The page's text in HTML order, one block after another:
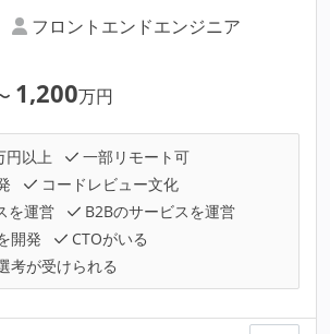
フロントエンドエンジニア
1,200万円
円以上
一部リモート可
コードレビュー文化
を運営
B2Bのサービスを運営
開発
CTOがいる
考が受けられる